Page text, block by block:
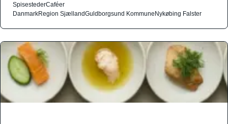
SpisestederCaféer
DanmarkRegion SjællandGuldborgsund KommuneNykøbing Falster